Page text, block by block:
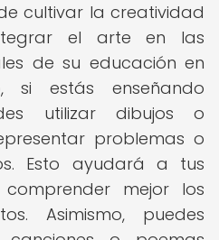
cultivar la creatividad
el arte en las
de su educación en
si estás enseñando
utilizar dibujos o
problemas o
Esto ayudará a tus
mejor los
Asimismo, puedes